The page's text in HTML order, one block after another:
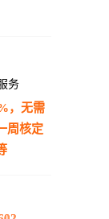
务
，无需
周核定